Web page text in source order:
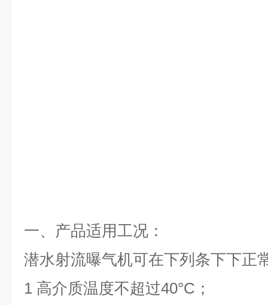
一、 产品适用工况：
潜水射流曝气机可在下列条下下正
1 高介质温度不超过40°C；